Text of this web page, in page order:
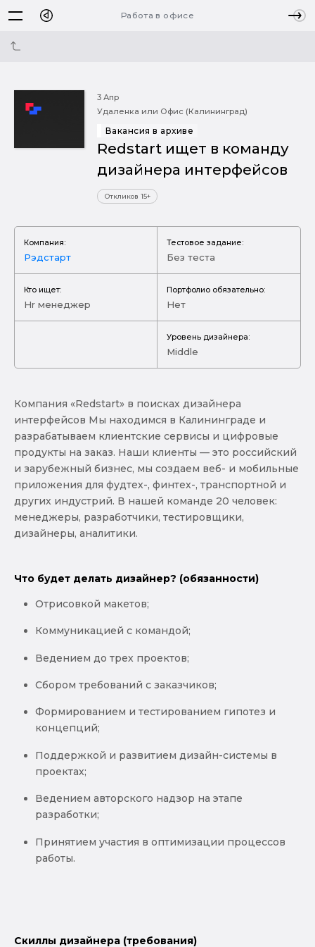
Работа в офисе
3 Апр
Удаленка или Офис (Калининград)
Вакансия в архиве
Redstart ищет в команду
дизайнера интерфейсов
Откликов 15+
Компания:
Рэдстарт
Тестовое задание:
Без теста
Кто ищет:
Hr менеджер
Портфолио обязательно:
Нет
Уровень дизайнера:
Middle
Компания «Redstart» в поисках дизайнера
интерфейсов Мы находимся в Калининграде и
разрабатываем клиентские сервисы и цифровые
продукты на заказ. Наши клиенты — это российский
и зарубежный бизнес, мы создаем веб- и мобильные
приложения для фудтех-, финтех-, транспортной и
других индустрий. В нашей команде 20 человек:
менеджеры, разработчики, тестировщики,
дизайнеры, аналитики.
Что будет делать дизайнер? (обязанности)
Отрисовкой макетов;
Коммуникацией с командой;
Ведением до трех проектов;
Сбором требований с заказчиков;
Формированием и тестированием гипотез и
концепций;
Поддержкой и развитием дизайн-системы в
проектах;
Ведением авторского надзор на этапе
разработки;
Принятием участия в оптимизации процессов
работы.
Скиллы дизайнера (требования)